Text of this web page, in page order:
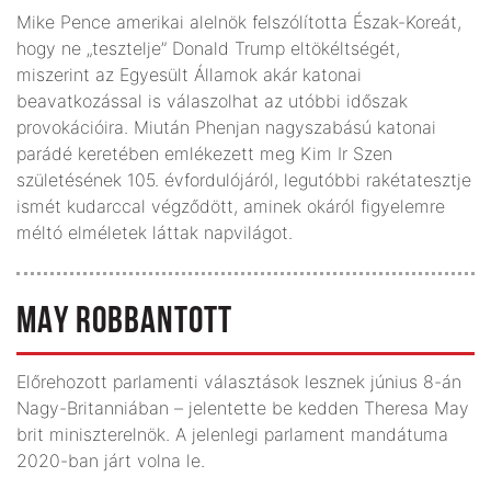
Mike Pence amerikai alelnök felszólította Észak-Koreát,
hogy ne „tesztelje” Donald Trump eltökéltségét,
miszerint az Egyesült Államok akár katonai
beavatkozással is válaszolhat az utóbbi időszak
provokációira. Miután Phenjan nagyszabású katonai
parádé keretében emlékezett meg Kim Ir Szen
születésének 105. évforduló­járól, legutóbbi rakétatesztje
ismét kudarccal végződött, aminek okáról figyelemre
méltó elméletek láttak napvilágot.
MAY ROBBANTOTT
Előrehozott parlamenti választások lesznek június 8-án
Nagy-Britanniá­ban – jelentette be kedden Theresa May
brit miniszterelnök. A jelenlegi parlament mandátuma
2020-ban járt volna le.